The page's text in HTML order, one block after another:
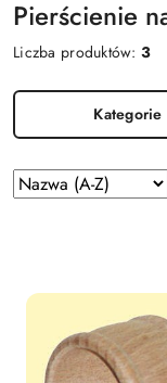
Pierścienie
Liczba produktów:3
Kategorie
Zastosowano
sortowanie:
Sortuj
według